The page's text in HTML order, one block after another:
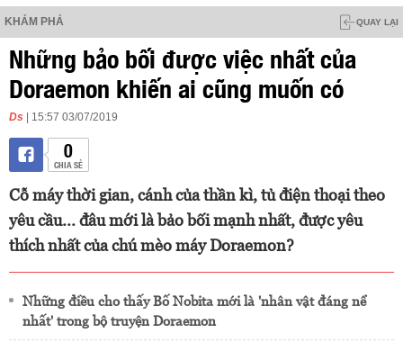
KHÁM PHÁ QUAY LẠI
Những bảo bối được việc nhất của
Doraemon khiến ai cũng muốn có
Ds | 15:57 03/07/2019
0
CHIA SẺ
Cỗ máy thời gian, cánh của thần kì, tủ điện thoại theo
yêu cầu... đâu mới là bảo bối mạnh nhất, được yêu
thích nhất của chú mèo máy Doraemon?
Những điều cho thấy Bố Nobita mới là 'nhân vật đáng nể
nhất' trong bộ truyện Doraemon